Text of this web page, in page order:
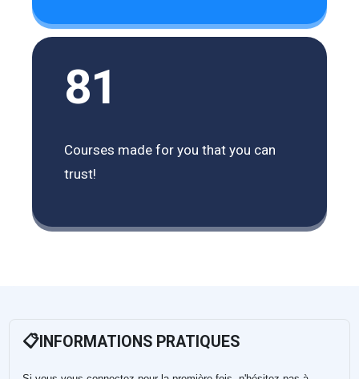
81
Courses made for you that you can
trust!
📋INFORMATIONS PRATIQUES